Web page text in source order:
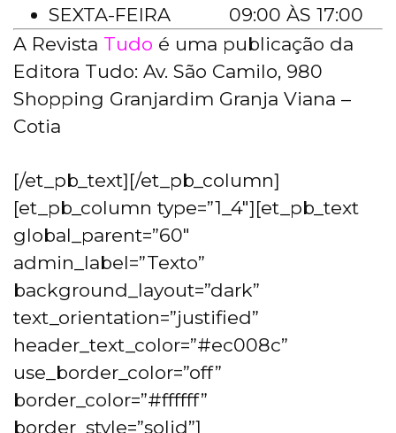
SEXTA-FEIRA 09:00 ÀS 17:00
A Revista Tudo é uma publicação da
Editora Tudo: Av. São Camilo, 980
Shopping Granjardim Granja Viana –
Cotia
[/et_pb_text][/et_pb_column]
[et_pb_column type=”1_4″][et_pb_text
global_parent=”60″
admin_label=”Texto”
background_layout=”dark”
text_orientation=”justified”
header_text_color=”#ec008c”
use_border_color=”off”
border_color=”#ffffff”
border_style=”solid”]